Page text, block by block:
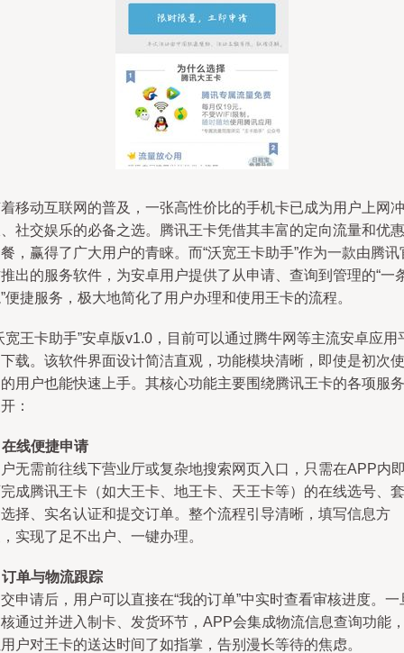
移动互联网的普及，一张高性价比的手机卡已成为用户上网冲
社交娱乐的必备之选。腾讯王卡凭借其丰富的定向流量和优惠
，赢得了广大用户的青睐。而“沃宽王卡助手”作为一款由腾讯
出的服务软件，为安卓用户提供了从申请、查询到管理的“一
便捷服务，极大地简化了用户办理和使用王卡的流程。
宽王卡助手”安卓版v1.0，目前可以通过腾牛网等主流安卓应用
载。该软件界面设计简洁直观，功能模块清晰，即使是初次使
用户也能快速上手。其核心功能主要围绕腾讯王卡的各项服务
：
线便捷申请
无需前往线下营业厅或复杂地搜索网页入口，只需在APP内
成腾讯王卡（如大王卡、地王卡、天王卡等）的在线选号、套
择、实名认证和提交订单。整个流程引导清晰，填写信息方
实现了足不出户、一键办理。
单与物流跟踪
申请后，用户可以直接在“我的订单”中实时查看审核进度。一
通过并进入制卡、发货环节，APP会集成物流信息查询功能
户对王卡的送达时间了如指掌，告别漫长等待的焦虑。